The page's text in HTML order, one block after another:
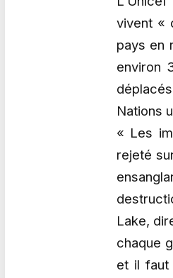
vivent «
pays en
environ
Nations
« Les
rejeté
Lake,
chaque
et il faut